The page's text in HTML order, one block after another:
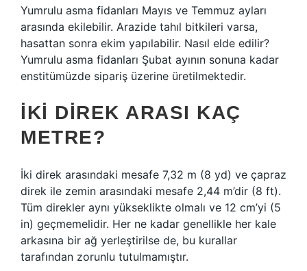
Yumrulu asma fidanları Mayıs ve Temmuz ayları
arasında ekilebilir. Arazide tahıl bitkileri varsa,
hasattan sonra ekim yapılabilir. Nasıl elde edilir?
Yumrulu asma fidanları Şubat ayının sonuna kadar
enstitümüzde sipariş üzerine üretilmektedir.
İKI DIREK ARASI KAÇ
METRE?
İki direk arasındaki mesafe 7,32 m (8 yd) ve çapraz
direk ile zemin arasındaki mesafe 2,44 m’dir (8 ft).
Tüm direkler aynı yükseklikte olmalı ve 12 cm’yi (5
in) geçmemelidir. Her ne kadar genellikle her kale
arkasına bir ağ yerleştirilse de, bu kurallar
tarafından zorunlu tutulmamıştır.